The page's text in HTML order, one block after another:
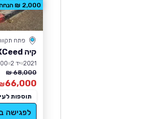
פתח
קיה XCeed
2021 יד 2
68,000 ₪
66,000
תוספות
לפגישה
2,000 ₪ הנחה